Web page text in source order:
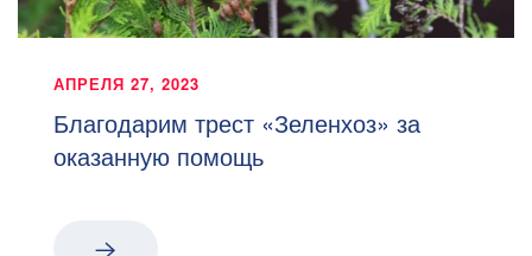
АПРЕЛЯ 27, 2023
Благодарим трест «Зеленхоз» за
оказанную помощь